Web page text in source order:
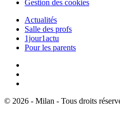
Gestion des cookies
Actualités
Salle des profs
1jour1actu
Pour les parents
© 2026 - Milan - Tous droits